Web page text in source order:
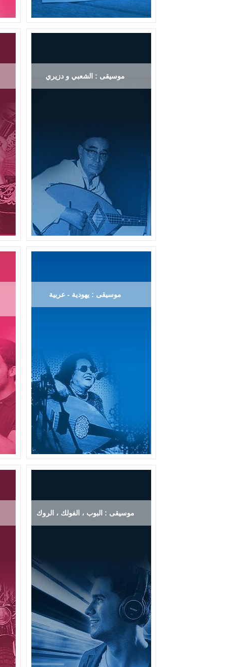
موسيقى : الشعبي و دزيري
موسيقى : يهودية - عربية
موسيقى : البوب ، الفولك ، الروك